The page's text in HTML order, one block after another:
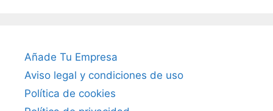
Añade Tu Empresa
Aviso legal y condiciones de uso
Política de cookies